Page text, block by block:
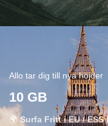
Allo tar dig till nya höjder
10 GB
🌍Surfa Fritt i EU / ESS